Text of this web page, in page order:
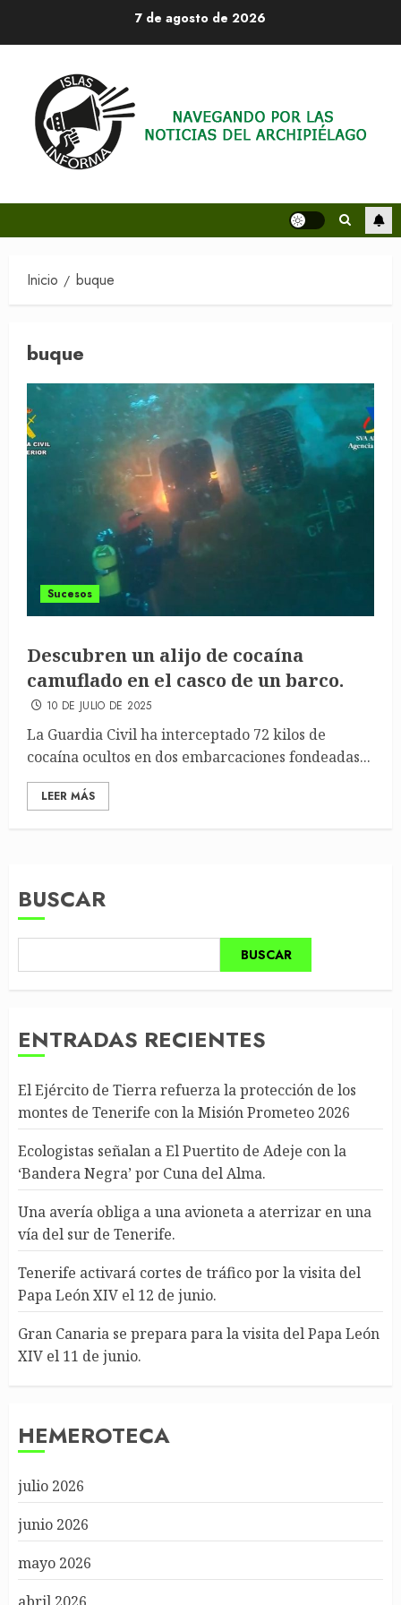
7 de agosto de 2026
Inicio buque
buque
Sucesos
Descubren un alijo de cocaína
camuflado en el casco de un barco.
10 DE JULIO DE 2025
La Guardia Civil ha interceptado 72 kilos de
cocaína ocultos en dos embarcaciones fondeadas...
LEER MÁS
BUSCAR
BUSCAR
ENTRADAS RECIENTES
El Ejército de Tierra refuerza la protección de los
montes de Tenerife con la Misión Prometeo 2026
Ecologistas señalan a El Puertito de Adeje con la
‘Bandera Negra’ por Cuna del Alma.
Una avería obliga a una avioneta a aterrizar en una
vía del sur de Tenerife.
Tenerife activará cortes de tráfico por la visita del
Papa León XIV el 12 de junio.
Gran Canaria se prepara para la visita del Papa León
XIV el 11 de junio.
HEMEROTECA
julio 2026
junio 2026
mayo 2026